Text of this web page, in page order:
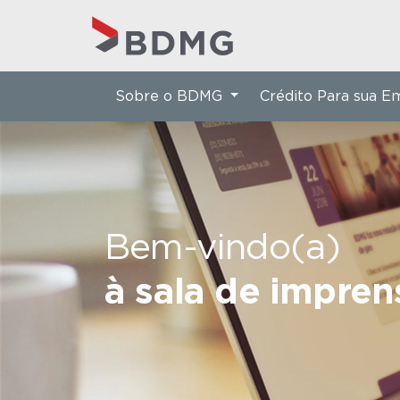
Bem-vindo(a)
à sala de
Sobre o BDMG Crédito Para sua